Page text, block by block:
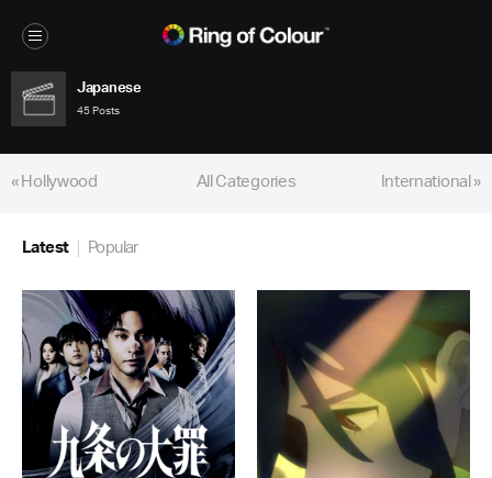
Japanese
45 Posts
« Hollywood International »
All Categories
Latest Popular